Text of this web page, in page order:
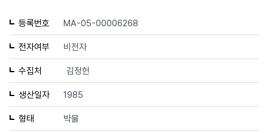
등록번호 MA-05-00006268
전자여부 비전자
수집처 김정헌
생산일자 1985
형태 박물